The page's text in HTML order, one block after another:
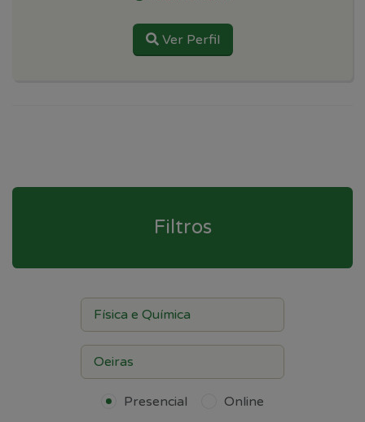
Ver Perfil
Filtros
Presencial Online